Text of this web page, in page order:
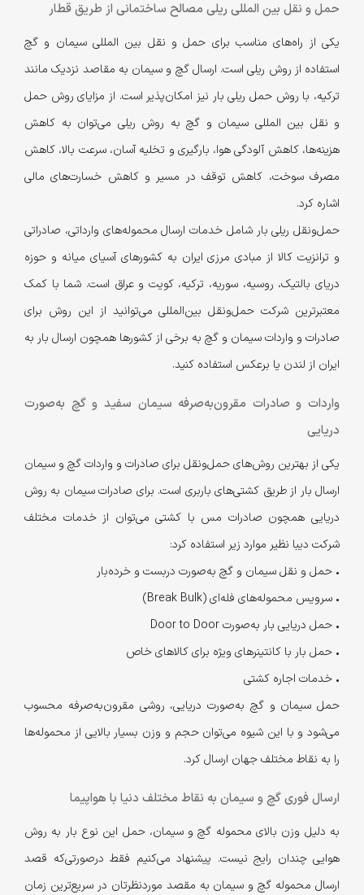
حمل و نقل بین المللی ریلی مصالح ساختمانی از طریق قطار
یکی از راه‌های مناسب برای حمل و نقل بین المللی سیمان و گچ
استفاده از روش ریلی است. ارسال گچ و سیمان به مقاصد نزدیک مانند
ترکیه، با روش حمل ریلی بار نیز امکان‌پذیر است. از مزایای روش حمل
و نقل بین المللی سیمان و گچ به روش ریلی می‌توان به کاهش
هزینه‌ها، کاهش آلودگی هوا، بارگیری و تخلیه آسان، سرعت بالا، کاهش
مصرف سوخت، کاهش توقف در مسیر و کاهش خسارت‌های مالی
اشاره کرد.
حمل‌و‌نقل ریلی بار شامل خدمات ارسال محموله‌های وارداتی،‌ صادراتی
و ترانزیت کالا از مبادی مرزی ایران به کشورهای آسیای میانه و حوزه
دریای بالتیک، روسیه، سوریه، ترکیه، کویت و عراق است. شما با کمک
معتبرترین شرکت حمل‌ونقل بین‌المللی می‌توانید از این روش برای
صادرات و واردات سیمان و گچ به برخی از کشورها همچون ارسال بار به
ایران از لندن یا برعکس استفاده کنید.
واردات و صادرات مقرون‌به‌صرفه سیمان سفید و گچ به‌صورت
دریایی
یکی از بهترین روش‌های حمل‌ونقل برای صادرات و واردات گچ و سیمان
ارسال بار از طریق کشتی‌های باربری است. برای صادرات سیمان به روش
دریایی همچون صادرات مس با کشتی می‌توان از خدمات مختلف
شرکت دیبا نظیر موارد زیر استفاده کرد:
• حمل و نقل سیمان و گچ به‌صورت دربست و خرده‌بار
• سرویس محموله‌های فله‌ای (Break Bulk)
• حمل دریایی بار به‌صورت Door to Door
• حمل بار با کانتینرهای ویژه برای کالاهای خاص
• خدمات اجاره کشتی
حمل سیمان و گچ به‌صورت دریایی،‌ روشی مقرون‌به‌صرفه محسوب
می‌شود و با این شیوه می‌توان حجم و وزن بسیار بالایی از محموله‌‌ها
را به نقاط مختلف جهان ارسال کرد.
ارسال فوری گچ و سیمان به نقاط مختلف دنیا با هواپیما
به دلیل وزن بالای محموله گچ و سیمان، حمل این نوع بار به روش
هوایی چندان رایج نیست. پیشنهاد می‌کنیم فقط در‌صورتی‌که قصد
ارسال محموله گچ و سیمان به مقصد مورد‌نظرتان در سریع‌ترین زمان